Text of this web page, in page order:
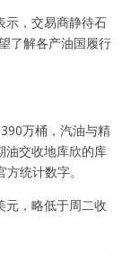
，交易商静待石
了解各产油国履行
万桶，汽油与精
油交收地库欣的库
统计数字。
元，略低于周二收